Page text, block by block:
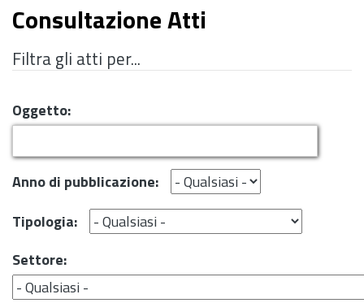
Consultazione Atti
Filtra gli atti per...
Oggetto:
Anno di pubblicazione:
Tipologia:
Settore: